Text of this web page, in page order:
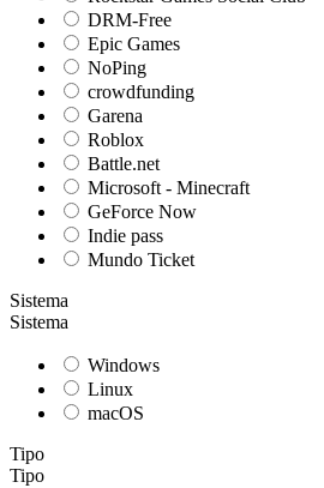
DRM-Free
Epic Games
NoPing
crowdfunding
Garena
Roblox
Battle.net
Microsoft - Minecraft
GeForce Now
Indie pass
Mundo Ticket
Sistema
Sistema
Windows
Linux
macOS
Tipo
Tipo